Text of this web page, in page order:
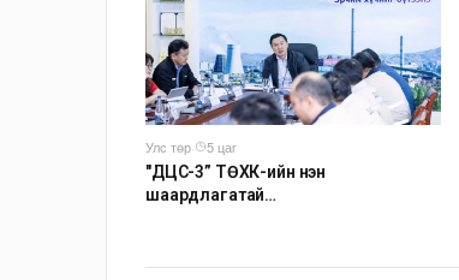
Улс төр·
5 цаг
"ДЦС-3” ТӨХК-ийн нэн
шаардлагатай
болов